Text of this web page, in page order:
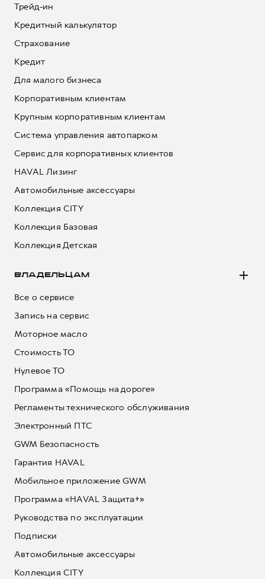
Трейд-ин
Кредитный калькулятор
Страхование
Кредит
Для малого бизнеса
Корпоративным клиентам
Крупным корпоративным клиентам
Система управления автопарком
Сервис для корпоративных клиентов
HAVAL Лизинг
Автомобильные аксессуары
Коллекция CITY
Коллекция Базовая
Коллекция Детская
ВЛАДЕЛЬЦАМ
Все о сервисе
Запись на сервис
Моторное масло
Стоимость ТО
Нулевое ТО
Программа «Помощь на дороге»
Регламенты технического обслуживания
Электронный ПТС
GWM Безопасность
Гарантия HAVAL
Мобильное приложение GWM
Программа «HAVAL Защита+»
Руководства по эксплуатации
Подписки
Автомобильные аксессуары
Коллекция CITY